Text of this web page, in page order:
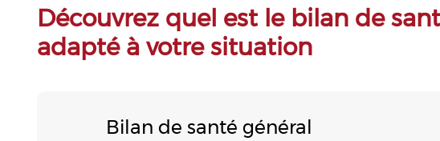
Découvrez quel est le bilan de
adapté à votre situation
Bilan de santé général